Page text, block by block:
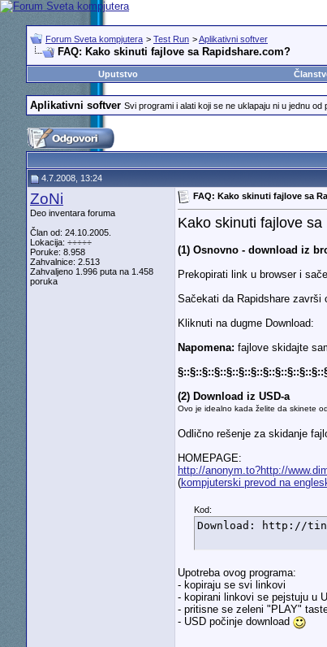
Forum Sveta kompjutera > Test Run >Aplikativni softver
FAQ: Kako skinuti fajlove sa Rapidshare.com?
Uputstvo
Aplikativni softver Svi programi i alati koji se ne uklapaju ni u jednu od
4.7.2008, 13:24
ZoNi
Deo inventara foruma
Član od: 24.10.2005.
Lokacija: ÷÷÷÷÷
Poruke: 8.958
Zahvalnice: 2.513
Zahvaljeno 1.996 puta na 1.458
poruka
FAQ: Kako skinuti fajlove sa
Kako skinuti fajlove
(1) Osnovno - download iz
Prekopirati link u browser i
Sačekati da Rapidshare završi
Kliknuti na dugme Download:
Napomena: fajlove skidajte
(2) Download iz USD-a
Ovo je idealno kada želite da skinete
Odlično rešenje za skidanje
HOMEPAGE:
http://anonym.to?http://
(kompjuterski prevod na
Kod:
Download: http://
Upotreba ovog programa:
- kopiraju se svi linkovi
- kopirani linkovi se pejstuju u
- pritisne se zeleni "PLAY"
- USD počinje download